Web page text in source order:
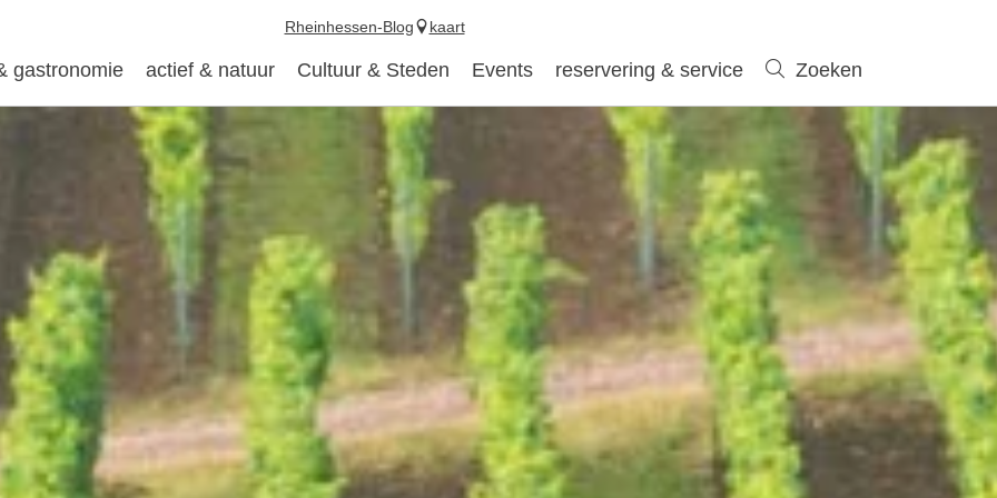
gastronomie actief & natuur Cultuur & Steden Events reservering & service Zoeken
Rheinhessen-Blog kaart